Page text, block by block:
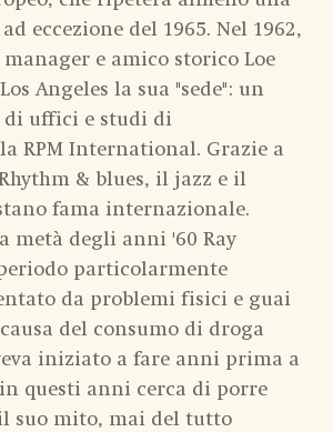
eccezione del 1965. Nel 1962,
e amico storico Loe
Angeles la sua "sede": un
di uffici e studi di
RPM International. Grazie a
& blues, il jazz e il
fama internazionale.
metà degli anni '60 Ray
particolarmente
da problemi fisici e guai
del consumo di droga
iniziato a fare anni prima a
questi anni cerca di porre
suo mito, mai del tutto